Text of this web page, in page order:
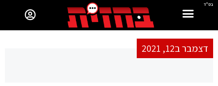
בס"ד
דצמבר ב12, 2021